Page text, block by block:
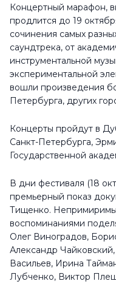
Концертный марафон,
продлится до 19
сочинения самых
саундтрека, от
инструментальной
экспериментальной
вошли произведения
Петербурга, других
Концерты пройдут в
Санкт-Петербурга,
Государственной
В дни фестиваля (18
премьерный показ
Тищенко.
воспоминаниями
Олег Виноградов,
Александр
Васильев, Ирина
Лубченко, Виктор